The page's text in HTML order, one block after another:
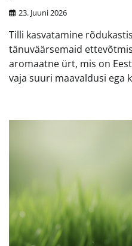
23. Juuni 2026
Tilli kasvatamine
tänuväärsemaid
aromaatne ürt, mis on
vaja suuri maavaldusi ega